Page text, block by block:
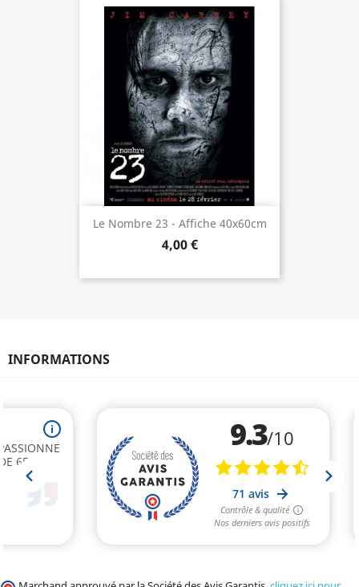
Le Nombre 23 - Affiche 40x60cm
4,00 €
INFORMATIONS